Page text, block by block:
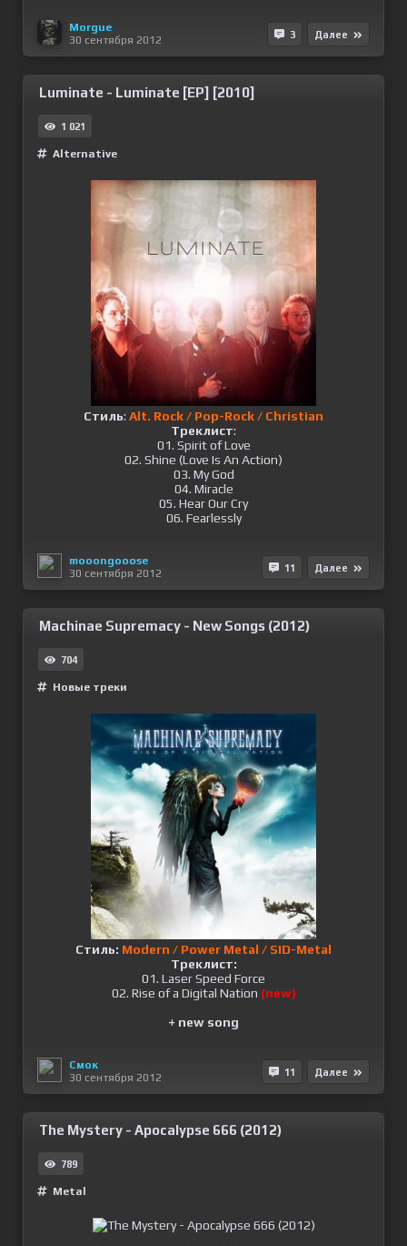
Morgue
30 сентября 2012
3 Далее
Luminate - Luminate [EP] [2010]
1 021
Alternative
Стиль: Alt. Rock / Pop-Rock / Christian
Треклист:
01. Spirit of Love
02. Shine (Love Is An Action)
03. My God
04. Miracle
05. Hear Our Cry
06. Fearlessly
mooongooose
30 сентября 2012
11 Далее
Machinae Supremacy - New Songs (2012)
704
Новые треки
Стиль: Modern / Power Metal / SID-Metal
Треклист:
01. Laser Speed Force
02. Rise of a Digital Nation (new)
+ new song
Смок
30 сентября 2012
11 Далее
The Mystery - Apocalypse 666 (2012)
789
Metal